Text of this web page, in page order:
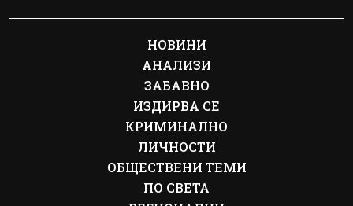
НОВИНИ
АНАЛИЗИ
ЗАБАВНО
ИЗДИРВА СЕ
КРИМИНАЛНО
ЛИЧНОСТИ
ОБЩЕСТВЕНИ ТЕМИ
ПО СВЕТА